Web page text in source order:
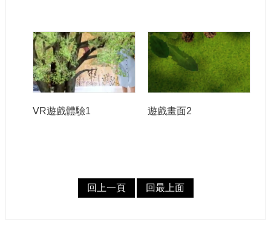
VR遊戲體驗1 遊戲畫面2
回上一頁 回最上面